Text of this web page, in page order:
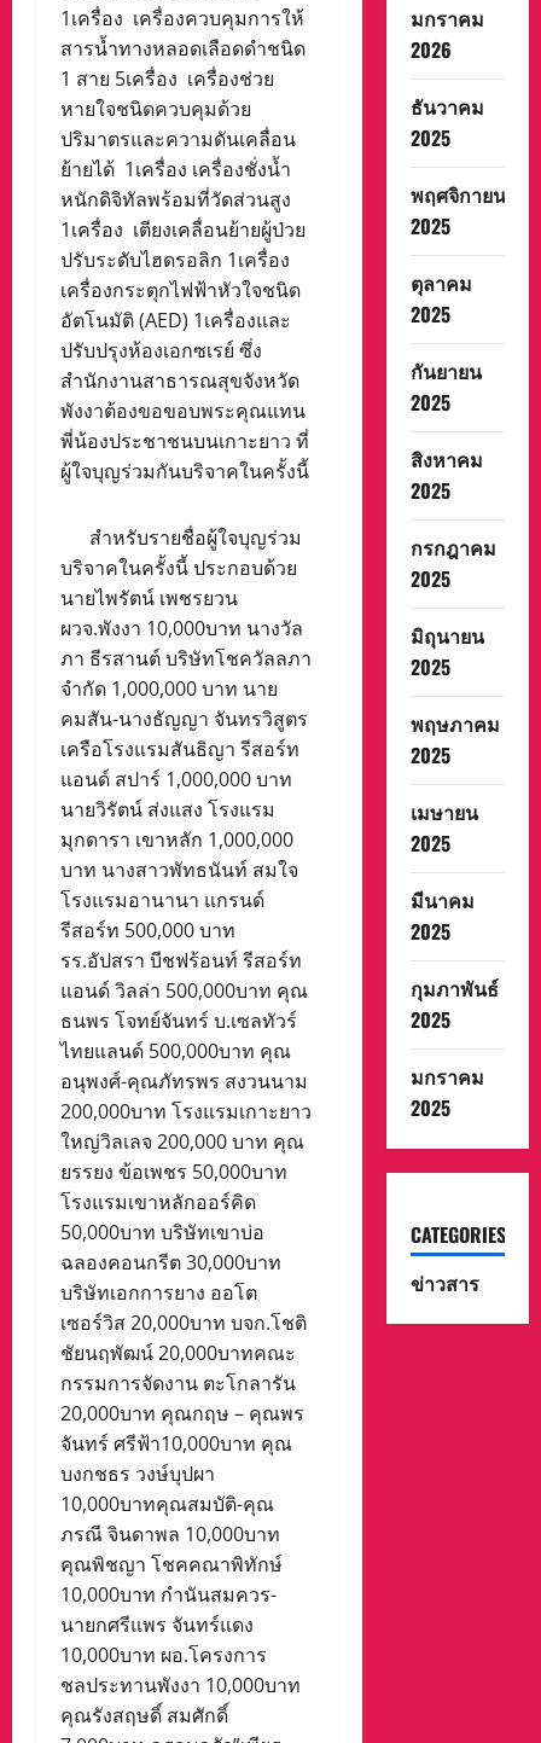
1เครื่อง เครื่องควบคุมการให้
สารน้ำทางหลอดเลือดดำชนิด
1 สาย 5เครื่อง เครื่องช่วย
หายใจชนิดควบคุมด้วย
ปริมาตรและความดันเคลื่อน
ย้ายได้ 1เครื่อง เครื่องชั่งน้ำ
หนักดิจิทัลพร้อมที่วัดส่วนสูง
1เครื่อง เตียงเคลื่อนย้ายผู้ป่วย
ปรับระดับไฮดรอลิก 1เครื่อง
เครื่องกระตุกไฟฟ้าหัวใจชนิด
อัตโนมัติ (AED) 1เครื่องและ
ปรับปรุงห้องเอกซเรย์ ซึ่ง
สำนักงานสาธารณสุขจังหวัด
พังงาต้องขอขอบพระคุณแทน
พี่น้องประชาชนบนเกาะยาว ที่
ผู้ใจบุญร่วมกันบริจาคในครั้งนี้
สำหรับรายชื่อผู้ใจบุญร่วม
บริจาคในครั้งนี้ ประกอบด้วย
นายไพรัตน์ เพชรยวน
ผวจ.พังงา 10,000บาท นางวัล
ภา ธีรสานต์ บริษัทโชควัลลภา
จำกัด 1,000,000 บาท นาย
คมสัน-นางธัญญา จันทรวิสูตร
เครือโรงแรมสันธิญา รีสอร์ท
แอนด์ สปาร์ 1,000,000 บาท
นายวิรัตน์ ส่งแสง โรงแรม
มุกดารา เขาหลัก 1,000,000
บาท นางสาวพัทธนันท์ สมใจ
โรงแรมอานานา แกรนด์
รีสอร์ท 500,000 บาท
รร.อัปสรา บีชฟร้อนท์ รีสอร์ท
แอนด์ วิลล่า 500,000บาท คุณ
ธนพร โจทย์จันทร์ บ.เซลทัวร์
ไทยแลนด์ 500,000บาท คุณ
อนุพงศ์-คุณภัทรพร สงวนนาม
200,000บาท โรงแรมเกาะยาว
ใหญ่วิลเลจ 200,000 บาท คุณ
ยรรยง ข้อเพชร 50,000บาท
โรงแรมเขาหลักออร์คิด
50,000บาท บริษัทเขาบ่อ
ฉลองคอนกรีต 30,000บาท
บริษัทเอกการยาง ออโต
เซอร์วิส 20,000บาท บจก.โชติ
ชัยนฤพัฒน์ 20,000บาทคณะ
กรรมการจัดงาน ตะโกลารัน
20,000บาท คุณกฤษ – คุณพร
จันทร์ ศรีฟ้า10,000บาท คุณ
บงกชธร วงษ์บุปผา
10,000บาทคุณสมบัติ-คุณ
ภรณี จินดาพล 10,000บาท
คุณพิชญา โชคคณาพิทักษ์
10,000บาท กำนันสมควร-
นายกศรีแพร จันทร์แดง
10,000บาท ผอ.โครงการ
ชลประทานพังงา 10,000บาท
คุณรังสฤษดิ์ สมศักดิ์
มกราคม
2026
ธันวาคม
2025
พฤศจิกายน
2025
ตุลาคม
2025
กันยายน
2025
สิงหาคม
2025
กรกฎาคม
2025
มิถุนายน
2025
พฤษภาคม
2025
เมษายน
2025
มีนาคม
2025
กุมภาพันธ์
2025
มกราคม
2025
CATEGORIES
ข่าวสาร